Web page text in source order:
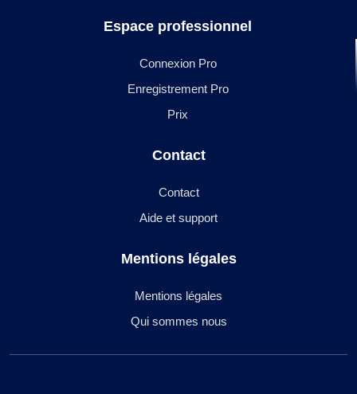
Espace professionnel
Connexion Pro
Enregistrement Pro
Prix
Contact
Contact
Aide et support
Mentions légales
Mentions légales
Qui sommes nous